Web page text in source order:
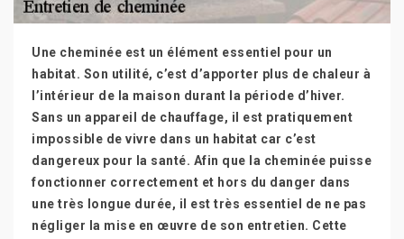
Une cheminée est un élément essentiel pour un
habitat. Son utilité, c’est d’apporter plus de chaleur à
l’intérieur de la maison durant la période d’hiver.
Sans un appareil de chauffage, il est pratiquement
impossible de vivre dans un habitat car c’est
dangereux pour la santé. Afin que la cheminée puisse
fonctionner correctement et hors du danger dans
une très longue durée, il est très essentiel de ne pas
négliger la mise en œuvre de son entretien. Cette